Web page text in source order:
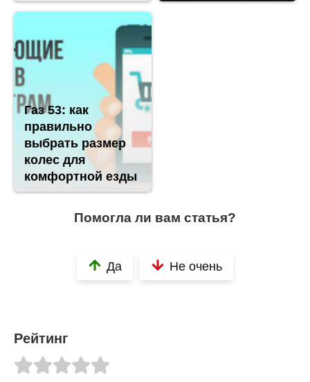
Газ 53: как
правильно
выбрать размер
колес для
комфортной езды
Помогла ли вам статья?
Да Не очень
Рейтинг